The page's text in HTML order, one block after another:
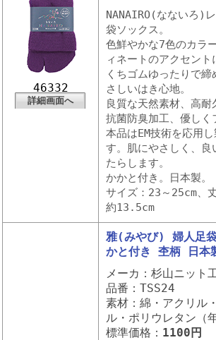
46332
詳細画面へ
NANAIRO(なないろ)
袋ソックス。
色鮮やかな7色のカラ
ィネートのアクセント
くちゴムゆったりで
さしいはき心地。
良質な天然素材、高耐
抗菌防臭加工、優しく
本品はEM技術を応用
す。肌にやさしく、良
たらします。
かかと付き。日本製。
サイズ：23～25cm、
約13.5cm
雅(みやび) 婦人足
かと付き 杢柄 日本
メーカ：杉山ニット
品番：TSS24
素材：綿・アクリル
ル・ポリウレタン（年
標準価格： 1100円